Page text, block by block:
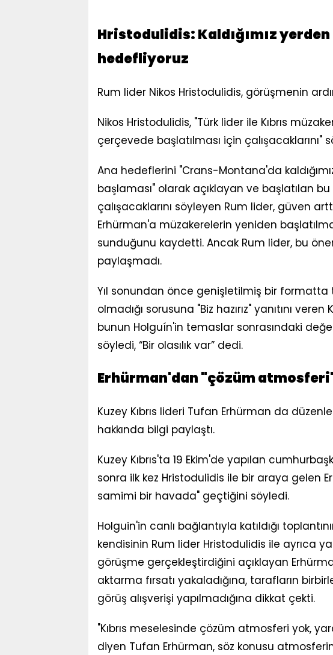
Hristodulidis: Kaldığımız
hedefliyoruz
Rum lider Nikos Hristodulidis, görüşmenin
Nikos Hristodulidis, "Türk lider ile Kıbrıs
çerçevede başlatılması için çalışacaklarını"
Ana hedeflerini "Crans-Montana'da
başlaması" olarak açıklayan ve başlatılan
çalışacaklarını söyleyen Rum lider, güven
Erhürman'a müzakerelerin yeniden
sunduğunu kaydetti. Ancak Rum lider, bu
paylaşmadı.
Yıl sonundan önce genişletilmiş bir formatta
olmadığı sorusuna "Biz hazırız" yanıtını
bunun Holguín'in temaslar sonrasındaki
söyledi, “Bir olasılık var” dedi.
Erhürman'dan "çözüm
Kuzey Kıbrıs lideri Tufan Erhürman da
hakkında bilgi paylaştı.
Kuzey Kıbrıs'ta 19 Ekim'de yapılan
sonra ilk kez Hristodulidis ile bir araya gelen
samimi bir havada" geçtiğini söyledi.
Holguin'in canlı bağlantıyla katıldığı
kendisinin Rum lider Hristodulidis ile ayrıca
görüşme gerçekleştirdiğini açıklayan
aktarma fırsatı yakaladığına, tarafların
görüş alışverişi yapılmadığına dikkat çekti.
"Kıbrıs meselesinde çözüm atmosferi yok,
diyen Tufan Erhürman, söz konusu